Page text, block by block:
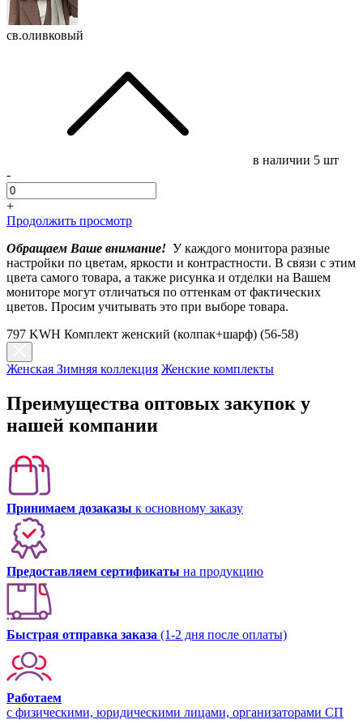
св.оливковый
в наличии 5 шт
-
+
Продолжить просмотр
Обращаем Ваше внимание! У каждого монитора разные
настройки по цветам, яркости и контрастности. В связи с этим
цвета самого товара, а также рисунка и отделки на Вашем
мониторе могут отличаться по оттенкам от фактических
цветов. Просим учитывать это при выборе товара.
797 KWH Комплект женский (колпак+шарф) (56-58)
Женская Зимняя коллекция Женские комплекты
Преимущества оптовых закупок у
нашей компании
Принимаем дозаказы к основному заказу
Предоставляем сертификаты на продукцию
Быстрая отправка заказа (1-2 дня после оплаты)
Работаем
с физическими, юридическими лицами, организаторами СП